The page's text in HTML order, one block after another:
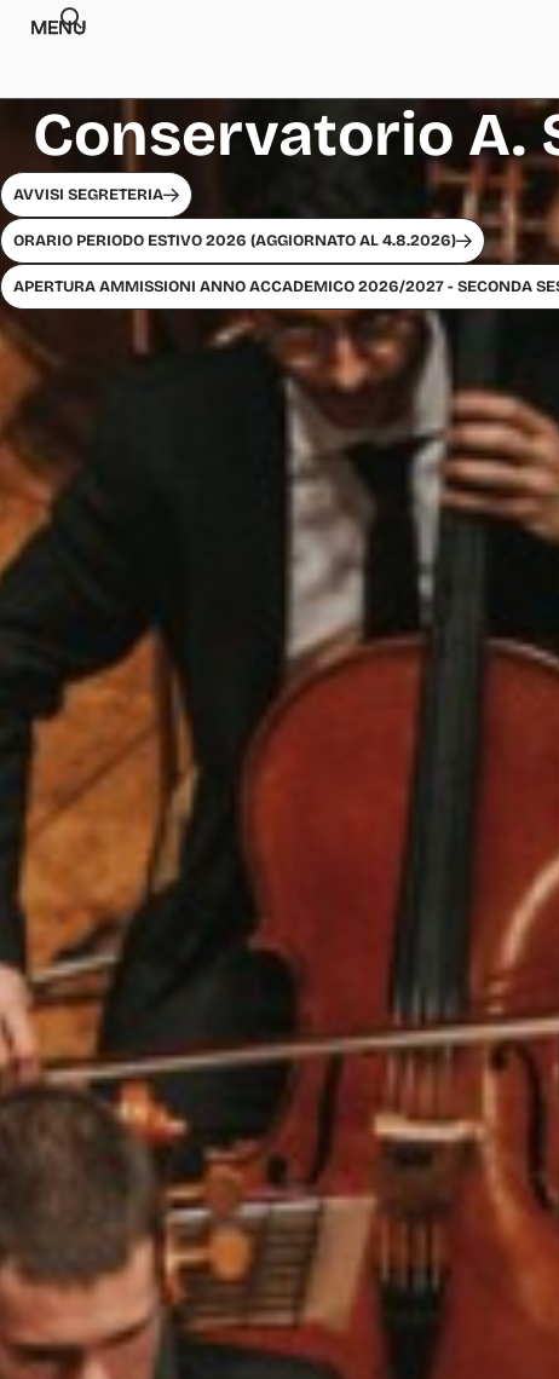
MENU
Conservatorio A.
AVVISI SEGRETERIA
ORARIO PERIODO ESTIVO 2026 (AGGIORNATO AL 4.8.2026)
APERTURA AMMISSIONI ANNO ACCADEMICO 2026/2027 - SECONDA